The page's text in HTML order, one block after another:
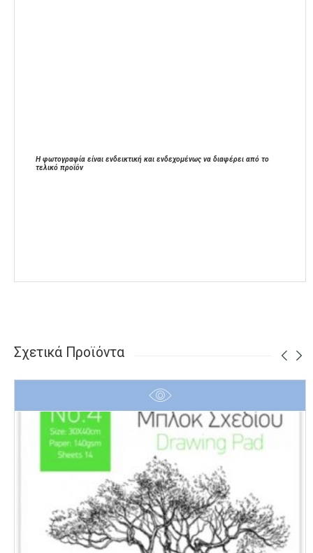
Η φωτογραφία είναι ενδεικτική και ενδεχομένως να διαφέρει από το
τελικό προϊόν
Σχετικά Προϊόντα